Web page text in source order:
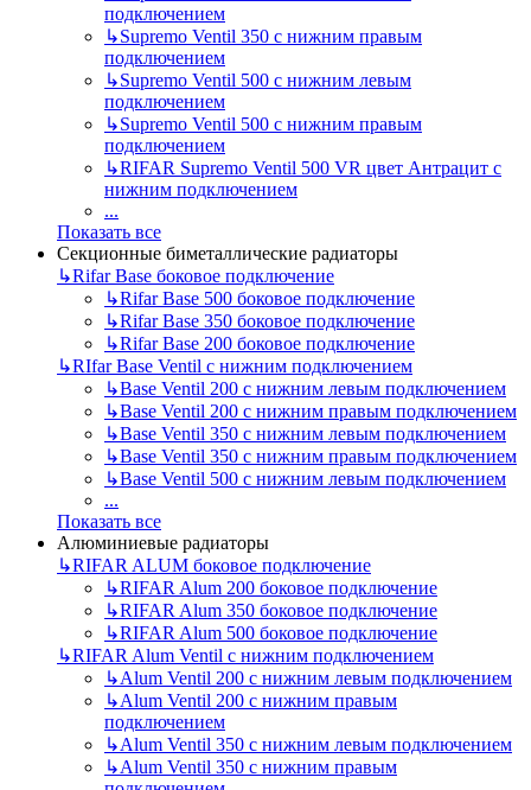
подключением
↳Supremo Ventil 350 с нижним правым
подключением
↳Supremo Ventil 500 с нижним левым
подключением
↳Supremo Ventil 500 с нижним правым
подключением
↳RIFAR Supremo Ventil 500 VR цвет Антрацит с
нижним подключением
...
Показать все
Секционные биметаллические радиаторы
↳Rifar Base боковое подключение
↳Rifar Base 500 боковое подключение
↳Rifar Base 350 боковое подключение
↳Rifar Base 200 боковое подключение
↳RIfar Base Ventil с нижним подключением
↳Base Ventil 200 с нижним левым подключением
↳Base Ventil 200 с нижним правым подключением
↳Base Ventil 350 с нижним левым подключением
↳Base Ventil 350 с нижним правым подключением
↳Base Ventil 500 с нижним левым подключением
...
Показать все
Алюминиевые радиаторы
↳RIFAR ALUM боковое подключение
↳RIFAR Alum 200 боковое подключение
↳RIFAR Alum 350 боковое подключение
↳RIFAR Alum 500 боковое подключение
↳RIFAR Alum Ventil с нижним подключением
↳Alum Ventil 200 с нижним левым подключением
↳Alum Ventil 200 с нижним правым
подключением
↳Alum Ventil 350 с нижним левым подключением
↳Alum Ventil 350 с нижним правым